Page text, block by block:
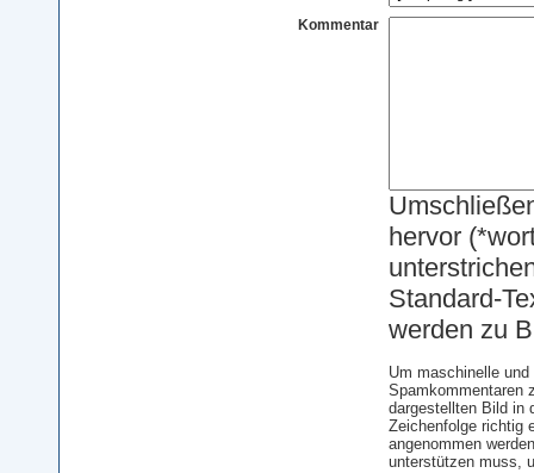
Kommentar
hervor
Standard-
werden zu
Um maschinelle
Spamkommentaren
dargestellten Bild in
Zeichenfolge richtig
angenommen
unterstützen muss,